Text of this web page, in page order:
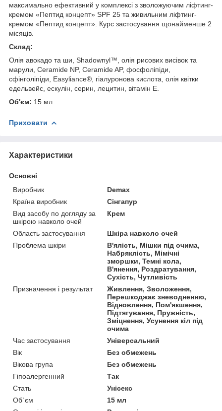
максимально ефективний у комплексі з зволожуючим ліфтинг-
кремом «Пептид концепт» SPF 25 та живильним ліфтинг-
кремом «Пептид концепт». Курс застосування щонайменше 2
місяців.
Склад:
Олія авокадо та ши, Shadownyl™, олія рисових висівок та
марули, Ceramide NP, Ceramide AP, фосфоліпіди,
сфінголіпіди, Easyliance®, гіалуронова кислота, олія квітки
едельвейс, ескулін, серин, лецитин, вітамін Е.
Об'єм: 15 мл
Приховати
Характеристики
Основні
Виробник
Demax
Країна виробник
Сінгапур
Вид засобу по догляду за
шкірою навколо очей
Крем
Область застосування
Шкіра навколо очей
Проблема шкіри
В'ялість, Мішки під очима,
Набряклість, Мімічні
зморшки, Темні кола,
В'янення, Роздратування,
Сухість, Чутливість
Призначення і результат
Живлення, Зволоження,
Перешкоджає зневодненню,
Відновлення, Пом'якшення,
Підтягування, Пружність,
Зміцнення, Усунення кіл під
очима
Час застосування
Універсальний
Вік
Без обмежень
Вікова група
Без обмежень
Гіпоалергенний
Так
Стать
Унісекс
Об`єм
15 мл